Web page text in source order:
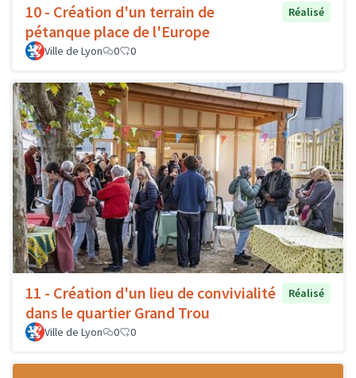
10 - Création d'un terrain de
pétanque place de l'Europe
Réalisé
Ville de Lyon 0 0
11 - Création d'un lieu de convivialité
dans le quartier Grand Trou
Réalisé
Ville de Lyon 0 0